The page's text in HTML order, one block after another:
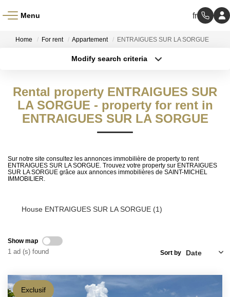
Menu
Home For rent Appartement ENTRAIGUES SUR LA SORGUE
Modify search criteria
Select ...
Type of property
Min area
Rental property ENTRAIGUES SUR
LA SORGUE - property for rent in
ENTRAIGUES SUR LA SORGUE
Sur notre site consultez les annonces immobilière de property to rent
ENTRAIGUES SUR LA SORGUE. Trouvez votre property sur ENTRAIGUES
SUR LA SORGUE grâce aux annonces immobilières de SAINT-MICHEL
IMMOBILIER.
House ENTRAIGUES SUR LA SORGUE (1)
Show map
1 ad (s) found Sort by
Exclusif